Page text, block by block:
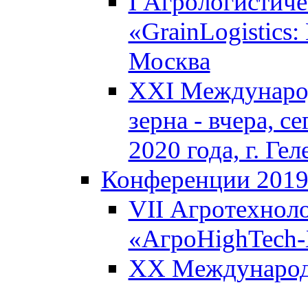
«GrainLogistics:
Москва
XXI
зерна - вчера,
2020 года, г.
Конференции 2019
VII
XX